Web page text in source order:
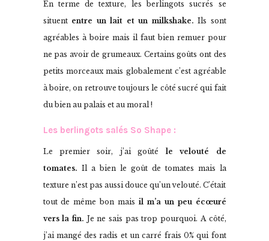
En terme de texture, les berlingots sucrés se
situent entre un lait et un milkshake. Ils sont
agréables à boire mais il faut bien remuer pour
ne pas avoir de grumeaux. Certains goûts ont des
petits morceaux mais globalement c’est agréable
à boire, on retrouve toujours le côté sucré qui fait
du bien au palais et au moral !
Les berlingots salés So Shape :
Le premier soir, j’ai goûté le velouté de
tomates. Il a bien le goût de tomates mais la
texture n’est pas aussi douce qu’un velouté. C’était
tout de même bon mais il m’a un peu écœuré
vers la fin. Je ne sais pas trop pourquoi. A côté,
j’ai mangé des radis et un carré frais 0% qui font